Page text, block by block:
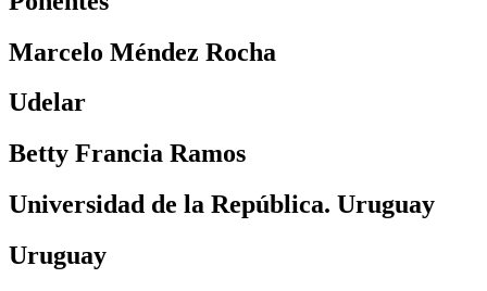
Marcelo Méndez Rocha
Udelar
Betty Francia Ramos
Universidad de la República. Uruguay
Uruguay